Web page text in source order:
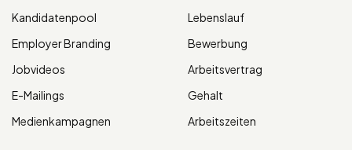
Kandidatenpool
Employer Branding
Jobvideos
E-Mailings
Medienkampagnen
Lebenslauf
Bewerbung
Arbeitsvertrag
Gehalt
Arbeitszeiten